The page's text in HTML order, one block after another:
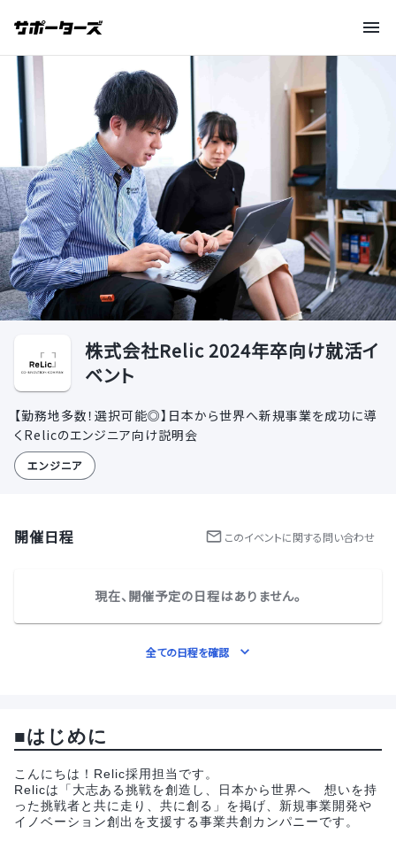
株式会社Relic 2024年卒向け就活イ
ベント
【勤務地多数！選択可能◎】日本から世界へ新規事業を成功に導
くRelicのエンジニア向け説明会
エンジニア
開催日程 このイベントに関する問い合わせ
現在、開催予定の日程はありません。
全ての日程を確認
■はじめに
こんにちは！Relic採用担当です。
Relicは「大志ある挑戦を創造し、日本から世界へ 想いを持
った挑戦者と共に走り、共に創る」を掲げ、新規事業開発や
イノベーション創出を支援する事業共創カンパニーです。